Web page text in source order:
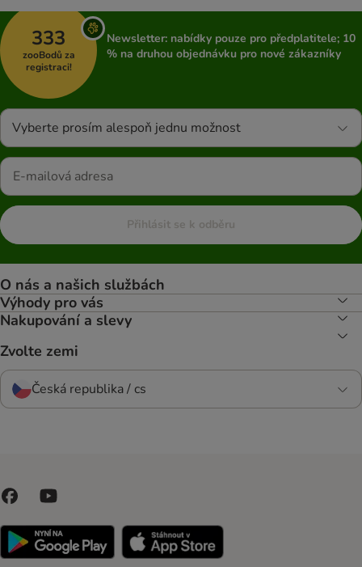
333
zooBodů za
registraci!
Newsletter: nabídky pouze pro předplatitele; 10
% na druhou objednávku pro nové zákazníky
Vyberte prosím alespoň jednu možnost
Přihlásit se k odběru
O nás a našich službách
Výhody pro vás
Nakupování a slevy
Zvolte zemi
Česká republika / cs